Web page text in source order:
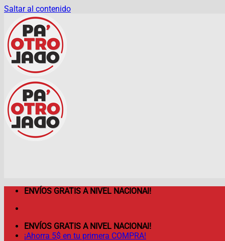
Saltar al contenido
ENVÍOS GRATIS A NIVEL NACIONAl!
ENVÍOS GRATIS A NIVEL NACIONAl!
¡Ahorra 5$ en tu primera COMPRA!